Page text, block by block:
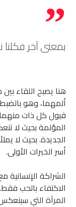
بمعنى آخر
هنا يصبح اللقاء
ألمهما، وهو
قبول كل ذات منهما
المؤلمة بحيث لا
الجديدة. بحيث لا
أسر الخبرات الأولى.
الشراكة الإنسانية
الاكتفاء بالحب
المرآة التي